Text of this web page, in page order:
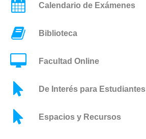
Calendario de Exámenes
Biblioteca
Facultad Online
De Interés para Estudiantes
Espacios y Recursos